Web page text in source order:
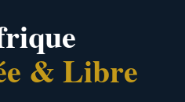
& Libre